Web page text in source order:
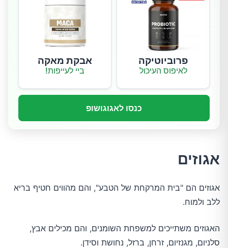
פרוביוטיקה
לאיפוס העיכול
אבקת מאקה
ביי לעייפות!
כנסו לאגוגושופ
אגוזים
אגוזים הם "בית המרקחת של הטבע", והם מהווים חטיף בריא
ללב ולמוח.
האגוזים משתייכים למשפחת השומנים, והם מכילים אבץ,
סלניום, מגנזיום, זרחן, ברזל, נחושת וסידן.